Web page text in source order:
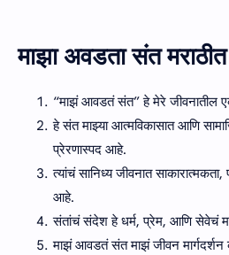
माझा अवडता संत
“माझं आवडतं संत” हे मेरे जीवनातील
हे संत माझ्या आत्मविकासात आणि
प्रेरणास्पद आहे.
त्यांचं सानिध्य जीवनात
आहे.
संतांचं संदेश हे धर्म, प्रेम, आणि सेवेचं
माझं आवडतं संत माझं जीवन